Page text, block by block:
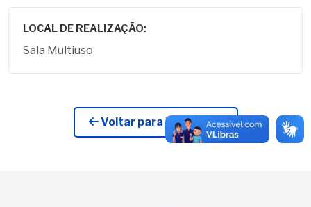
LOCAL DE REALIZAÇÃO:
Sala Multiuso
Voltar para Licitações